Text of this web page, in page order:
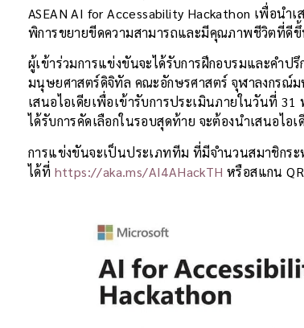
ASEAN AI for Accessability Hackathon เพื่อน
พิการขยายขีดความสามารถและมีคุณภาพชีวิตที่ดี
ผู้เข้าร่วมการแข่งขันจะได้รับการฝึกอบรมและคำ
มนุษยศาสตร์ดิจิทัล คณะอักษรศาสตร์ จุฬาลงกรณ์
เสนอไอเดียเพื่อเข้ารับการประเมินภายในวันที่
ได้รับการคัดเลือกในรอบสุดท้าย จะต้องนำเสนอไ
การแข่งขันจะเป็นประเภททีม ที่มีจำนวนสมาชิกร
ได้ที่ https://aka.ms/AI4AHackTH หรือสแกน